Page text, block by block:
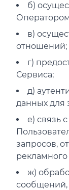
б)
в)
отношений;
г)
Сервиса;
д)
данных для
е) связь
запросов,
ж)